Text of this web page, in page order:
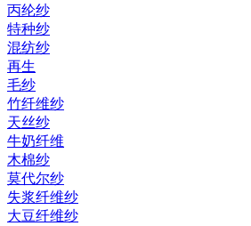
丙纶纱
特种纱
混纺纱
再生
毛纱
竹纤维纱
天丝纱
牛奶纤维
木棉纱
莫代尔纱
失浆纤维纱
大豆纤维纱